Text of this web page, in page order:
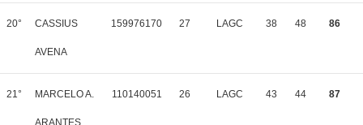
20° CASSIUS
AVENA
159976170 27 LAGC 38 48 86
21° MARCELO A.
ARANTES
110140051 26 LAGC 43 44 87